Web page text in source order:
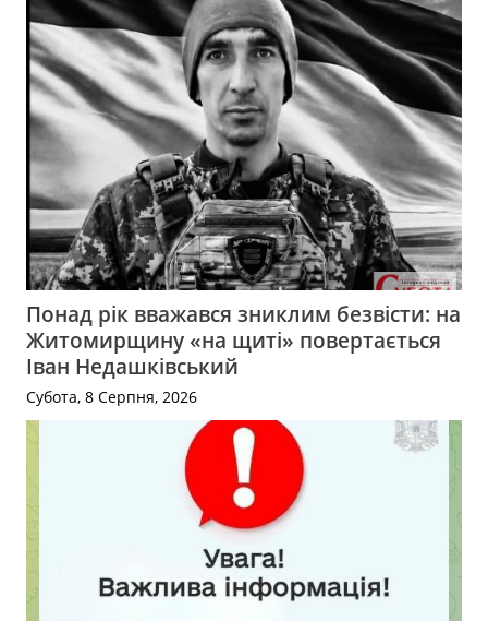
Понад рік вважався зниклим безвісти: на
Житомирщину «на щиті» повертається
Іван Недашківський
Субота, 8 Серпня, 2026